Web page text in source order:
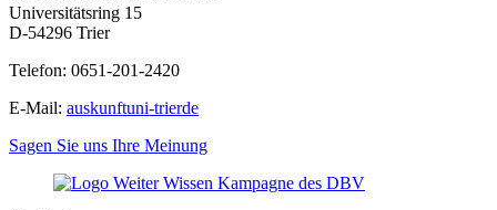
Universitätsring 15
D-54296 Trier
Telefon: 0651-201-2420
E-Mail: auskunftuni-trierde
Sagen Sie uns Ihre Meinung